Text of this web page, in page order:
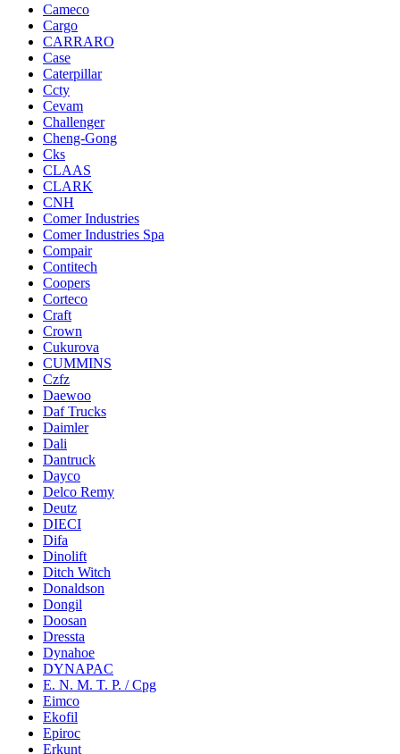
Cameco
Cargo
CARRARO
Case
Caterpillar
Ccty
Cevam
Challenger
Cheng-Gong
Cks
CLAAS
CLARK
CNH
Comer Industries
Comer Industries Spa
Compair
Contitech
Coopers
Corteco
Craft
Crown
Cukurova
CUMMINS
Czfz
Daewoo
Daf Trucks
Daimler
Dali
Dantruck
Dayco
Delco Remy
Deutz
DIECI
Difa
Dinolift
Ditch Witch
Donaldson
Dongil
Doosan
Dressta
Dynahoe
DYNAPAC
E. N. M. T. P. / Cpg
Eimco
Ekofil
Epiroc
Erkunt